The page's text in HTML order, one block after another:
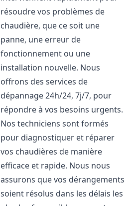
résoudre vos problèmes de
chaudière, que ce soit une
panne, une erreur de
fonctionnement ou une
installation nouvelle. Nous
offrons des services de
dépannage 24h/24, 7j/7, pour
répondre à vos besoins urgents.
Nos techniciens sont formés
pour diagnostiquer et réparer
vos chaudières de manière
efficace et rapide. Nous nous
assurons que vos dérangements
soient résolus dans les délais les